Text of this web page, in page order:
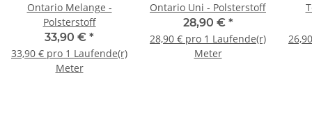
Ontario Melange -
Polsterstoff
33,90 € *
33,90 € pro 1 Laufende(r)
Meter
Ontario Uni - Polsterstoff
28,90 € *
28,90 € pro 1 Laufende(r)
Meter